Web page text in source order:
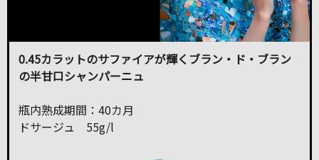
0.45カラットのサファイアが輝くブラン・ド・ブラン
の半甘口シャンパーニュ
瓶内熟成期間：40カ月
ドサージュ 55g/l